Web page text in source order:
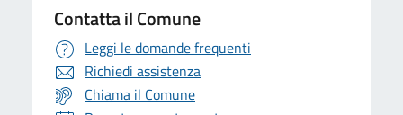
Contatta il Comune
Leggi le domande frequenti
Richiedi assistenza
Chiama il Comune